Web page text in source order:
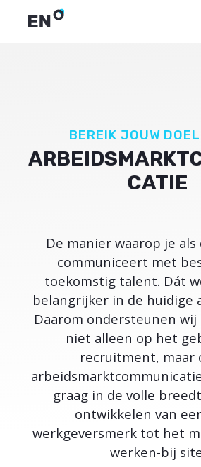
BEREIK JOUW
CATIE
De manier waarop je
communiceert met
toekomstig talent. Dát
belangrijker in de huidige
Daarom ondersteunen
niet alleen op het
recruitment, maar
graag in de volle
ontwikkelen van
werkgeversmerk tot het
werken-bij